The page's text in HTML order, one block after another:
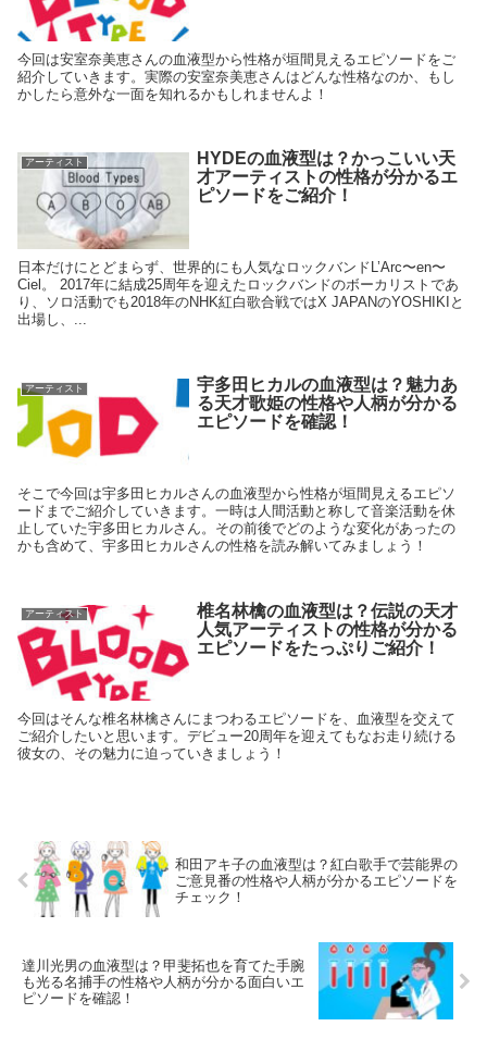
今回は安室奈美恵さんの血液型から性格が垣間見えるエピソードをご
紹介していきます。実際の安室奈美恵さんはどんな性格なのか、もし
かしたら意外な一面を知れるかもしれませんよ！
アーティスト
HYDEの血液型は？かっこいい天
才アーティストの性格が分かるエ
ピソードをご紹介！
日本だけにとどまらず、世界的にも人気なロックバンドL’Arc〜en〜
Ciel。 2017年に結成25周年を迎えたロックバンドのボーカリストであ
り、ソロ活動でも2018年のNHK紅白歌合戦ではX JAPANのYOSHIKIと
出場し、...
アーティスト
宇多田ヒカルの血液型は？魅力あ
る天才歌姫の性格や人柄が分かる
エピソードを確認！
そこで今回は宇多田ヒカルさんの血液型から性格が垣間見えるエピソ
ードまでご紹介していきます。一時は人間活動と称して音楽活動を休
止していた宇多田ヒカルさん。その前後でどのような変化があったの
かも含めて、宇多田ヒカルさんの性格を読み解いてみましょう！
アーティスト
椎名林檎の血液型は？伝説の天才
人気アーティストの性格が分かる
エピソードをたっぷりご紹介！
今回はそんな椎名林檎さんにまつわるエピソードを、血液型を交えて
ご紹介したいと思います。デビュー20周年を迎えてもなお走り続ける
彼女の、その魅力に迫っていきましょう！
和田アキ子の血液型は？紅白歌手で芸能界の
ご意見番の性格や人柄が分かるエピソードを
チェック！
達川光男の血液型は？甲斐拓也を育てた手腕
も光る名捕手の性格や人柄が分かる面白いエ
ピソードを確認！